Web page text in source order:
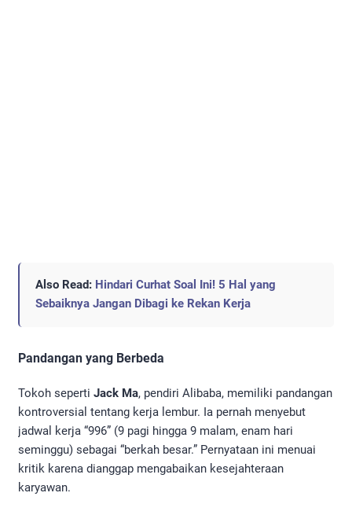
Also Read: Hindari Curhat Soal Ini! 5 Hal yang
Sebaiknya Jangan Dibagi ke Rekan Kerja
Pandangan yang Berbeda
Tokoh seperti Jack Ma, pendiri Alibaba, memiliki pandangan
kontroversial tentang kerja lembur. Ia pernah menyebut
jadwal kerja “996” (9 pagi hingga 9 malam, enam hari
seminggu) sebagai “berkah besar.” Pernyataan ini menuai
kritik karena dianggap mengabaikan kesejahteraan
karyawan.